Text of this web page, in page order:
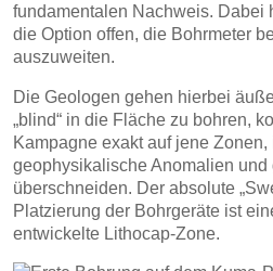
fundamentalen Nachweis. Dabei
die Option offen, die Bohrmeter
auszuweiten.
Die Geologen gehen hierbei
„blind“ in die Fläche zu bohren,
Kampagne exakt auf jene
geophysikalische Anomalien
überschneiden. Der absolute
Platzierung der Bohrgeräte ist
entwickelte Lithocap-Zone.